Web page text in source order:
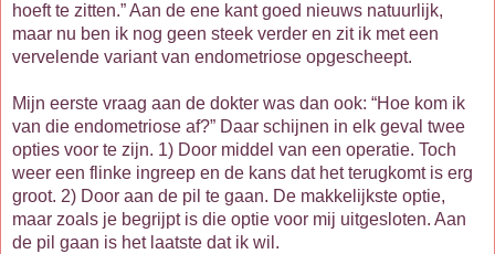
hoeft te zitten.” Aan de ene kant goed nieuws natuurlijk,
maar nu ben ik nog geen steek verder en zit ik met een
vervelende variant van endometriose opgescheept.
Mijn eerste vraag aan de dokter was dan ook: “Hoe kom ik
van die endometriose af?” Daar schijnen in elk geval twee
opties voor te zijn. 1) Door middel van een operatie. Toch
weer een flinke ingreep en de kans dat het terugkomt is erg
groot. 2) Door aan de pil te gaan. De makkelijkste optie,
maar zoals je begrijpt is die optie voor mij uitgesloten. Aan
de pil gaan is het laatste dat ik wil.